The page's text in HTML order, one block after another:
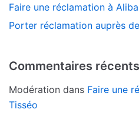
Faire une réclamation à
Porter réclamation auprès
Commentaires récents
Modération dans Faire une
Tisséo